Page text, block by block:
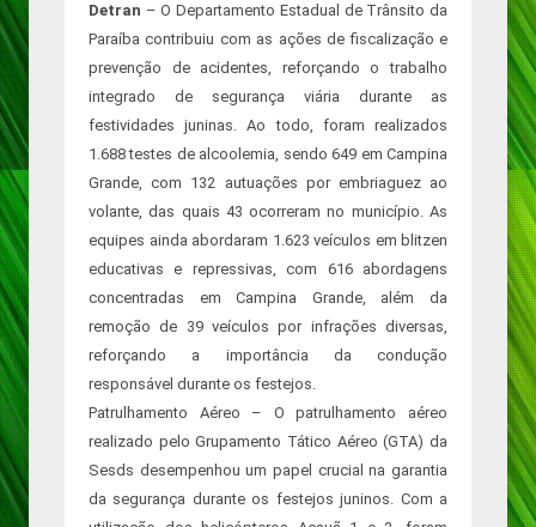
Detran – O Departamento Estadual de Trânsito da
Paraíba contribuiu com as ações de fiscalização e
prevenção de acidentes, reforçando o trabalho
integrado de segurança viária durante as
festividades juninas. Ao todo, foram realizados
1.688 testes de alcoolemia, sendo 649 em Campina
Grande, com 132 autuações por embriaguez ao
volante, das quais 43 ocorreram no município. As
equipes ainda abordaram 1.623 veículos em blitzen
educativas e repressivas, com 616 abordagens
concentradas em Campina Grande, além da
remoção de 39 veículos por infrações diversas,
reforçando a importância da condução
responsável durante os festejos.
Patrulhamento Aéreo – O patrulhamento aéreo
realizado pelo Grupamento Tático Aéreo (GTA) da
Sesds desempenhou um papel crucial na garantia
da segurança durante os festejos juninos. Com a